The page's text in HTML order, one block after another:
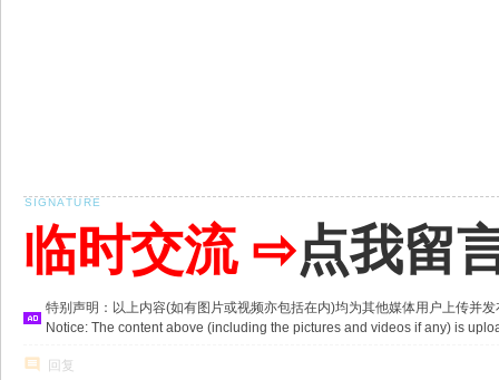
临时交流 ⇨点我留
特别声明：以上内容(如有图片或视频亦包括在内)均为其他媒体用户上传并
Notice: The content above (including the pictures and videos if any) is
回复